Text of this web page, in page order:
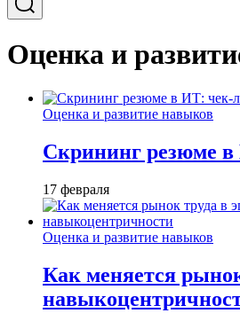
Оценка и
Оценка и развитие навыков
Скрининг резюме
17 февраля
Оценка и развитие навыков
Как меняется